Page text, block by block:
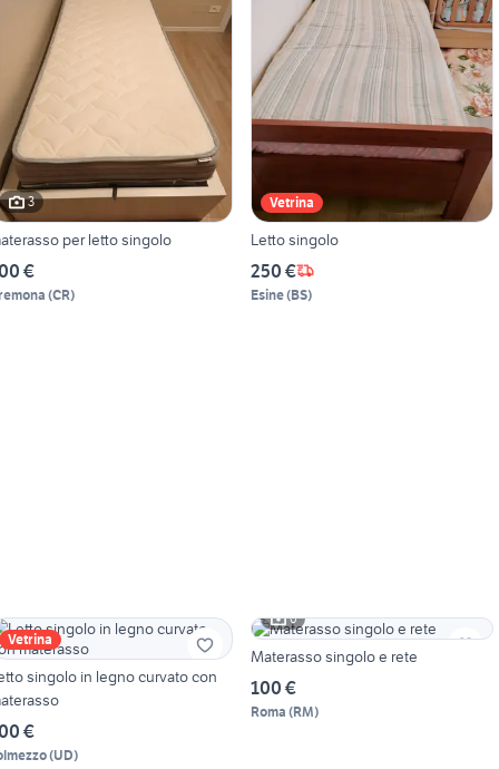
3
per letto singolo
€
(CR)
Vetrina
Letto singolo
250 €
Esine(BS)
Vetrina
singolo in legno curvato con
€
(UD)
6
Materasso singolo e rete
100 €
Roma (RM)